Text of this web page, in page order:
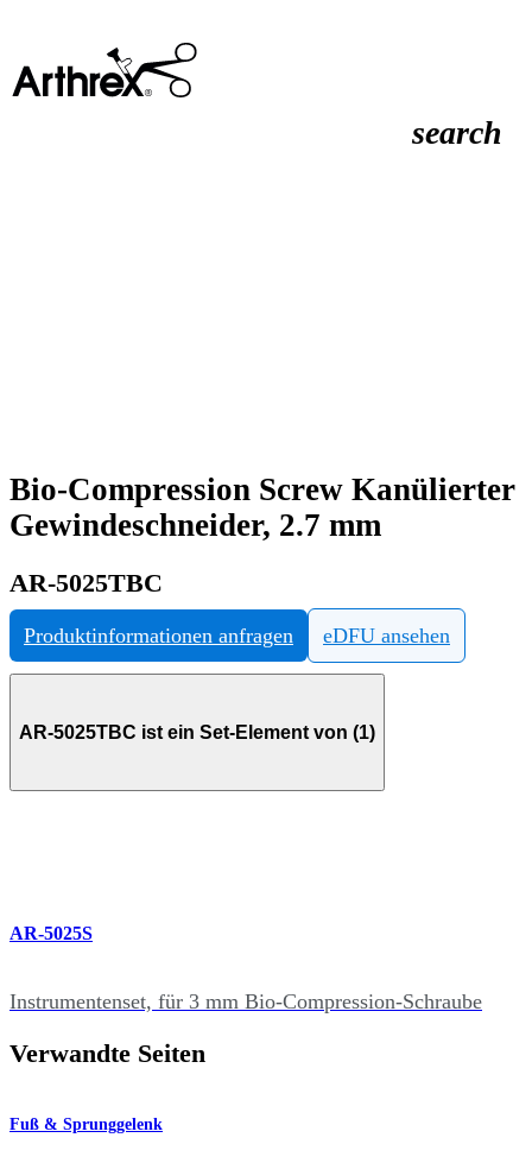
search
Bio-Compression Screw Kanülierter
Gewindeschneider, 2.7 mm
AR-5025TBC
Produktinformationen anfragen eDFU ansehen
AR-5025TBC ist ein Set-Element von (1)
AR-5025S
Instrumentenset, für 3 mm Bio-Compression-Schraube
Verwandte Seiten
Fuß & Sprunggelenk